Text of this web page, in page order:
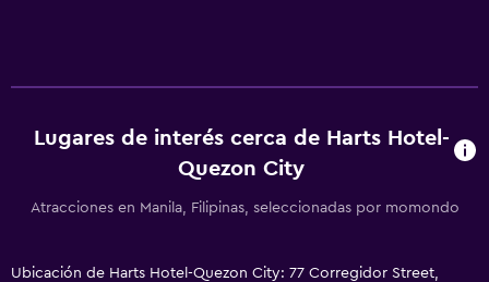
Lugares de interés cerca de Harts Hotel-
Quezon City
Atracciones en Manila, Filipinas, seleccionadas por momondo
Ubicación de Harts Hotel-Quezon City: 77 Corregidor Street,